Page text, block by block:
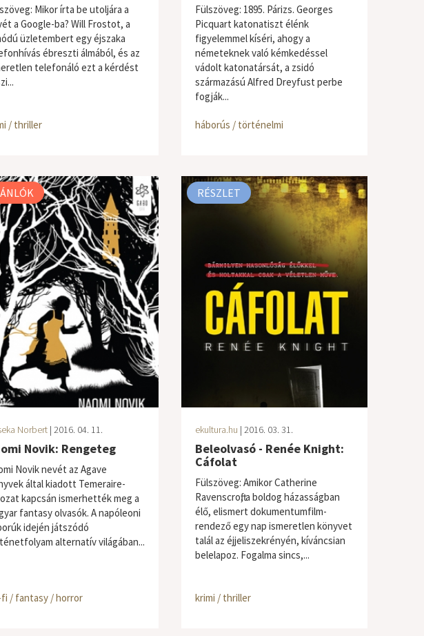
Mikor írta be utoljára a
a Google-ba? Will Frostot, a
üzletembert egy éjszaka
ébreszti álmából, és az
telefonáló ezt a kérdést
/ thriller
Fülszöveg: 1895. Párizs. Georges
Picquart katonatiszt élénk
figyelemmel kíséri, ahogy a
németeknek való kémkedéssel
vádolt katonatársát, a zsidó
származású Alfred Dreyfust perbe
fogják...
háborús / történelmi
Norbert| 2016. 04. 11.
Novik: Rengeteg
Novik nevét az Agave
által kiadott Temeraire-
kapcsán ismerhették meg a
fantasy olvasók. A napóleoni
idején játszódó
alternatív világában...
/ fantasy / horror
RÉSZLET
ekultura.hu | 2016. 03. 31.
Beleolvasó - Renée Knight:
Cáfolat
Fülszöveg: Amikor Catherine
Ravenscroft, a boldog házasságban
élő, elismert dokumentumfilm-
rendező egy nap ismeretlen könyvet
talál az éjjeliszekrényén, kíváncsian
belelapoz. Fogalma sincs,...
krimi / thriller